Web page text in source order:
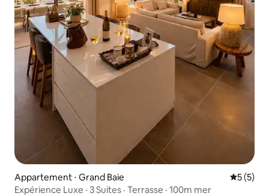
Appartement ⋅ Grand Baie
5 (5)
Expérience Luxe · 3 Suites · Terrasse · 100m mer